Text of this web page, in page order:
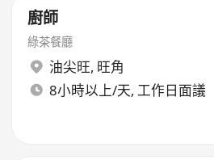
廚師
綠茶餐廳
油尖旺, 旺角
8小時以上/天, 工作日面議